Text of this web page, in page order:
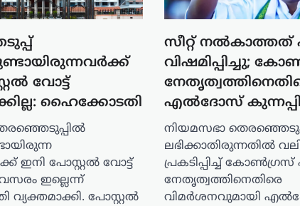
വോട്ട്
ഹൈക്കോടതി
ഇനി പോസ്റ്റല്‍ വോട്ട്
ഇല്ലെന്ന്
പോസ്റ്റല്‍
സീറ്റ് നൽകാത്തത്
വിഷമിപ്പിച്ചു;
എൽദോസ്
നിയമസഭാ
ലഭിക്കാതിരുന്നതിൽ
പ്രകടിപ്പിച്ച് കോൺഗ്രസ്
നേതൃത്വത്തിനെതിരെ
വിമർശനവുമായി